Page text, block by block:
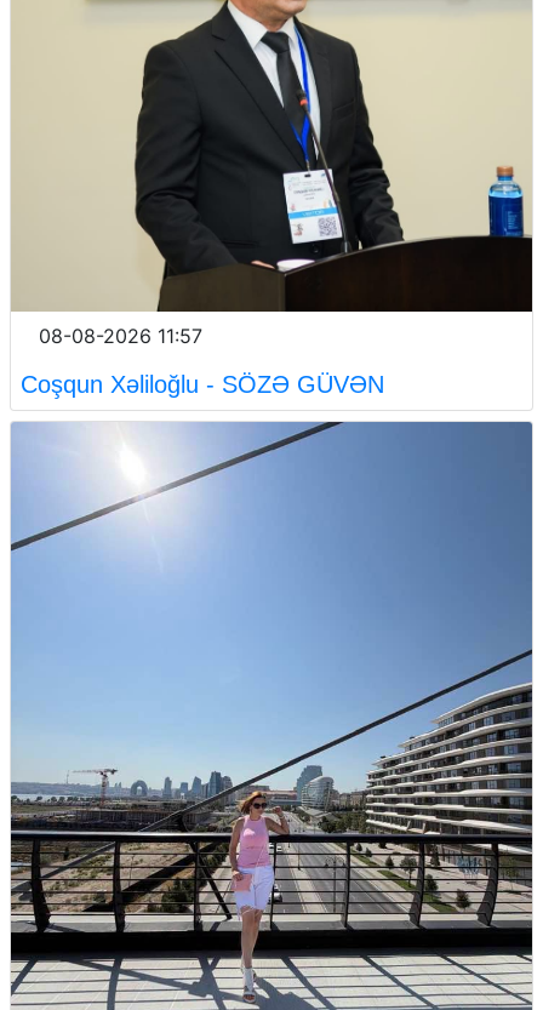
08-08-2026 11:57
Coşqun Xəliloğlu - SÖZƏ GÜVƏN